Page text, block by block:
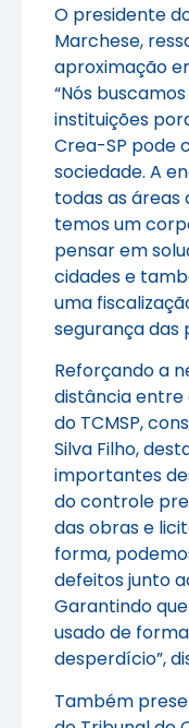
O presidente
Marchese,
aproximação
“Nós
instituições
Crea-SP pode
sociedade. A
todas as áreas
temos um
pensar em
cidades e
uma
segurança das
Reforçando a
distância entre
do TCMSP,
Silva Filho,
importantes
do controle
das obras e
forma,
defeitos junto
Garantindo
usado de
desperdício”,
Também